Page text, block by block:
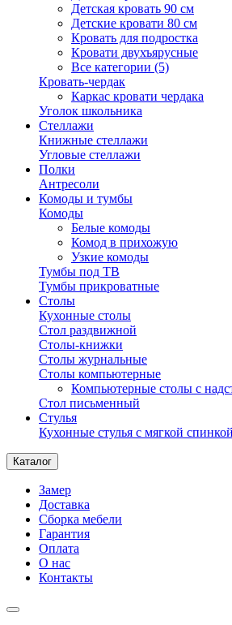
Детская кровать 90 см
Детские кровати 80 см
Кровать для подростка
Кровати двухъярусные
Все категории (5)
Кровать-чердак
Каркас кровати чердака
Уголок школьника
Стеллажи
Книжные стеллажи
Угловые стеллажи
Полки
Антресоли
Комоды и тумбы
Комоды
Белые комоды
Комод в прихожую
Узкие комоды
Тумбы под ТВ
Тумбы прикроватные
Столы
Кухонные столы
Стол раздвижной
Столы-книжки
Столы журнальные
Столы компьютерные
Компьютерные столы с
Стол письменный
Стулья
Кухонные стулья с мягкой спинкой
Каталог
Замер
Доставка
Сборка мебели
Гарантия
Оплата
О нас
Контакты